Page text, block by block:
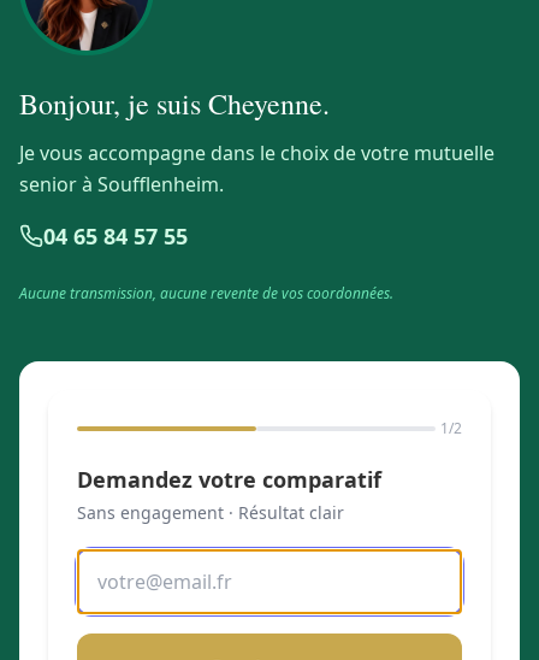
Bonjour, je suisCheyenne.
Je vous accompagne dans le choix de votre mutuelle
senior à Soufflenheim.
04 65 84 57 55
Aucune transmission, aucune revente de vos coordonnées.
1/2
Demandez votre comparatif
Sans engagement · Résultat clair